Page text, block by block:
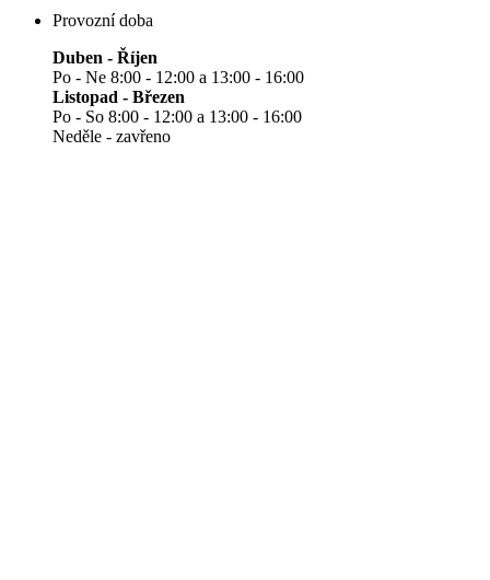
Provozní doba
Duben - Říjen
Po - Ne 8:00 - 12:00 a 13:00 - 16:00
Listopad - Březen
Po - So 8:00 - 12:00 a 13:00 - 16:00
Neděle - zavřeno